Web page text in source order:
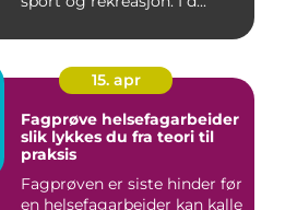
15. apr
Fagprøve helsefagarbeider
slik lykkes du fra teori til
praksis
Fagprøven er siste hinder før
en helsefagarbeider kan kalle